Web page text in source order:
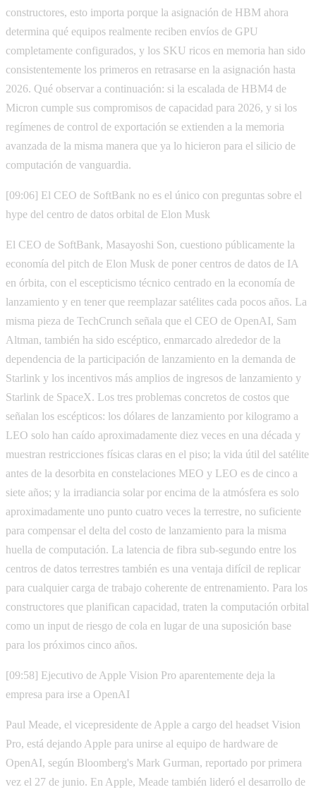
constructores, esto importa porque la asignación de HBM ahora
determina qué equipos realmente reciben envíos de GPU
completamente configurados, y los SKU ricos en memoria han sido
consistentemente los primeros en retrasarse en la asignación hasta
2026. Qué observar a continuación: si la escalada de HBM4 de
Micron cumple sus compromisos de capacidad para 2026, y si los
regímenes de control de exportación se extienden a la memoria
avanzada de la misma manera que ya lo hicieron para el silicio de
computación de vanguardia.
[09:06] El CEO de SoftBank no es el único con preguntas sobre el
hype del centro de datos orbital de Elon Musk
El CEO de SoftBank, Masayoshi Son, cuestiono públicamente la
economía del pitch de Elon Musk de poner centros de datos de IA
en órbita, con el escepticismo técnico centrado en la economía de
lanzamiento y en tener que reemplazar satélites cada pocos años. La
misma pieza de TechCrunch señala que el CEO de OpenAI, Sam
Altman, también ha sido escéptico, enmarcado alrededor de la
dependencia de la participación de lanzamiento en la demanda de
Starlink y los incentivos más amplios de ingresos de lanzamiento y
Starlink de SpaceX. Los tres problemas concretos de costos que
señalan los escépticos: los dólares de lanzamiento por kilogramo a
LEO solo han caído aproximadamente diez veces en una década y
muestran restricciones físicas claras en el piso; la vida útil del satélite
antes de la desorbita en constelaciones MEO y LEO es de cinco a
siete años; y la irradiancia solar por encima de la atmósfera es solo
aproximadamente uno punto cuatro veces la terrestre, no suficiente
para compensar el delta del costo de lanzamiento para la misma
huella de computación. La latencia de fibra sub-segundo entre los
centros de datos terrestres también es una ventaja difícil de replicar
para cualquier carga de trabajo coherente de entrenamiento. Para los
constructores que planifican capacidad, traten la computación orbital
como un input de riesgo de cola en lugar de una suposición base
para los próximos cinco años.
[09:58] Ejecutivo de Apple Vision Pro aparentemente deja la
empresa para irse a OpenAI
Paul Meade, el vicepresidente de Apple a cargo del headset Vision
Pro, está dejando Apple para unirse al equipo de hardware de
OpenAI, según Bloomberg's Mark Gurman, reportado por primera
vez el 27 de junio. En Apple, Meade también lideró el desarrollo de